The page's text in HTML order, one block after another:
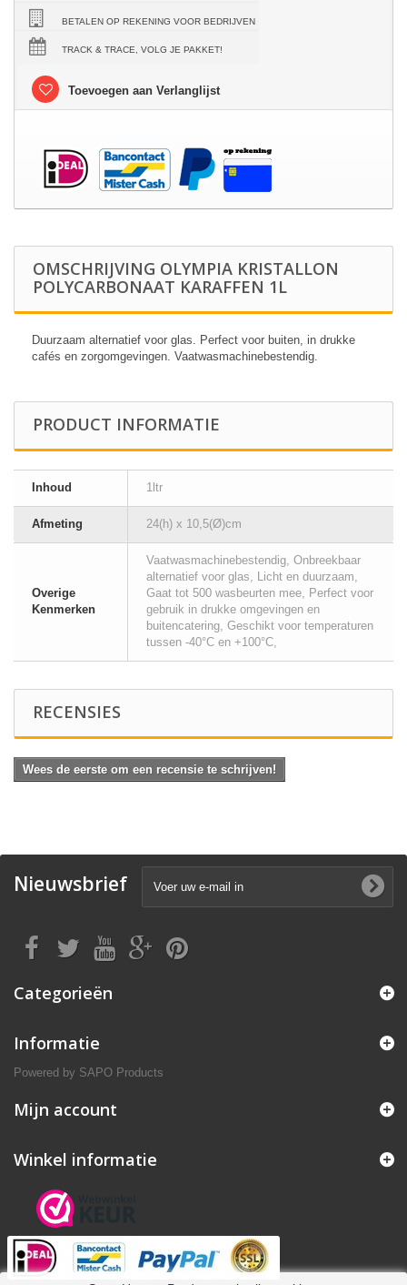
BETALEN OP REKENING VOOR BEDRIJVEN
TRACK & TRACE, VOLG JE PAKKET!
Toevoegen aan Verlanglijst
OMSCHRIJVING OLYMPIA KRISTALLON
POLYCARBONAAT KARAFFEN 1L
Duurzaam alternatief voor glas. Perfect voor buiten, in drukke
cafés en zorgomgevingen. Vaatwasmachinebestendig.
PRODUCT INFORMATIE
Inhoud 1ltr
Afmeting 24(h) x 10,5(Ø)cm
Overige
Kenmerken
Vaatwasmachinebestendig, Onbreekbaar
alternatief voor glas, Licht en duurzaam,
Gaat tot 500 wasbeurten mee, Perfect voor
gebruik in drukke omgevingen en
buitencatering, Geschikt voor temperaturen
tussen -40°C en +100°C,
RECENSIES
Wees de eerste om een recensie te schrijven!
Nieuwsbrief
Categorieën
Informatie
Powered by SAPO Products
Mijn account
Winkel informatie